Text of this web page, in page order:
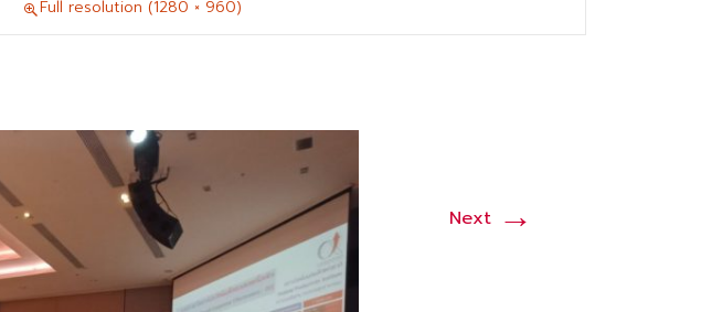
Full resolution (1280 × 960)
Next →